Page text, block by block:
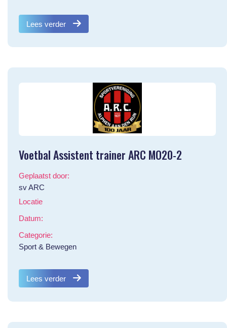
Lees verder
Voetbal Assistent trainer ARC MO20-2
Geplaatst door:
sv ARC
Locatie
Datum:
Categorie:
Sport & Bewegen
Lees verder